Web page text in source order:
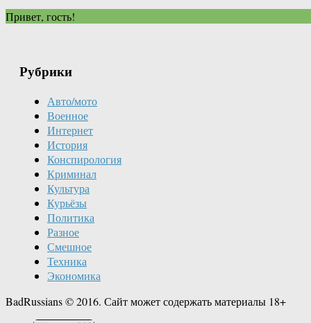
Привет, гость!
Рубрики
Авто/мото
Военное
Интернет
История
Конспирология
Криминал
Культура
Курьёзы
Политика
Разное
Смешное
Техника
Экономика
BadRussians © 2016. Сайт может содержать материалы 18+